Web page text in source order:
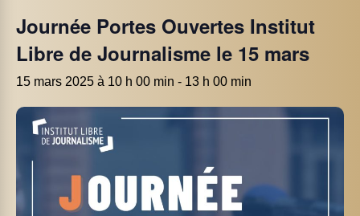
Journée Portes Ouvertes Institut
Libre de Journalisme le 15 mars
15 mars 2025 à 10 h 00 min - 13 h 00 min